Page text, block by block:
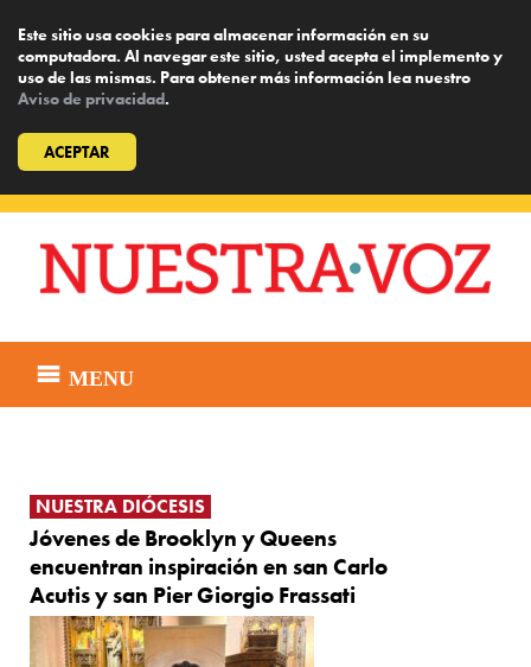
Este sitio usa cookies para almacenar información en su
computadora. Al navegar este sitio, usted acepta el implemento y
uso de las mismas. Para obtener más información lea nuestro
Aviso de privacidad.
ACEPTAR
content
MENU
NUESTRA DIÓCESIS
Jóvenes de Brooklyn y Queens
encuentran inspiración en san Carlo
Acutis y san Pier Giorgio Frassati